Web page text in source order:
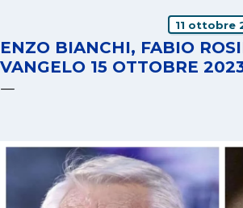
11 ottobre
ENZO BIANCHI, FABIO
VANGELO 15 OTTOBRE